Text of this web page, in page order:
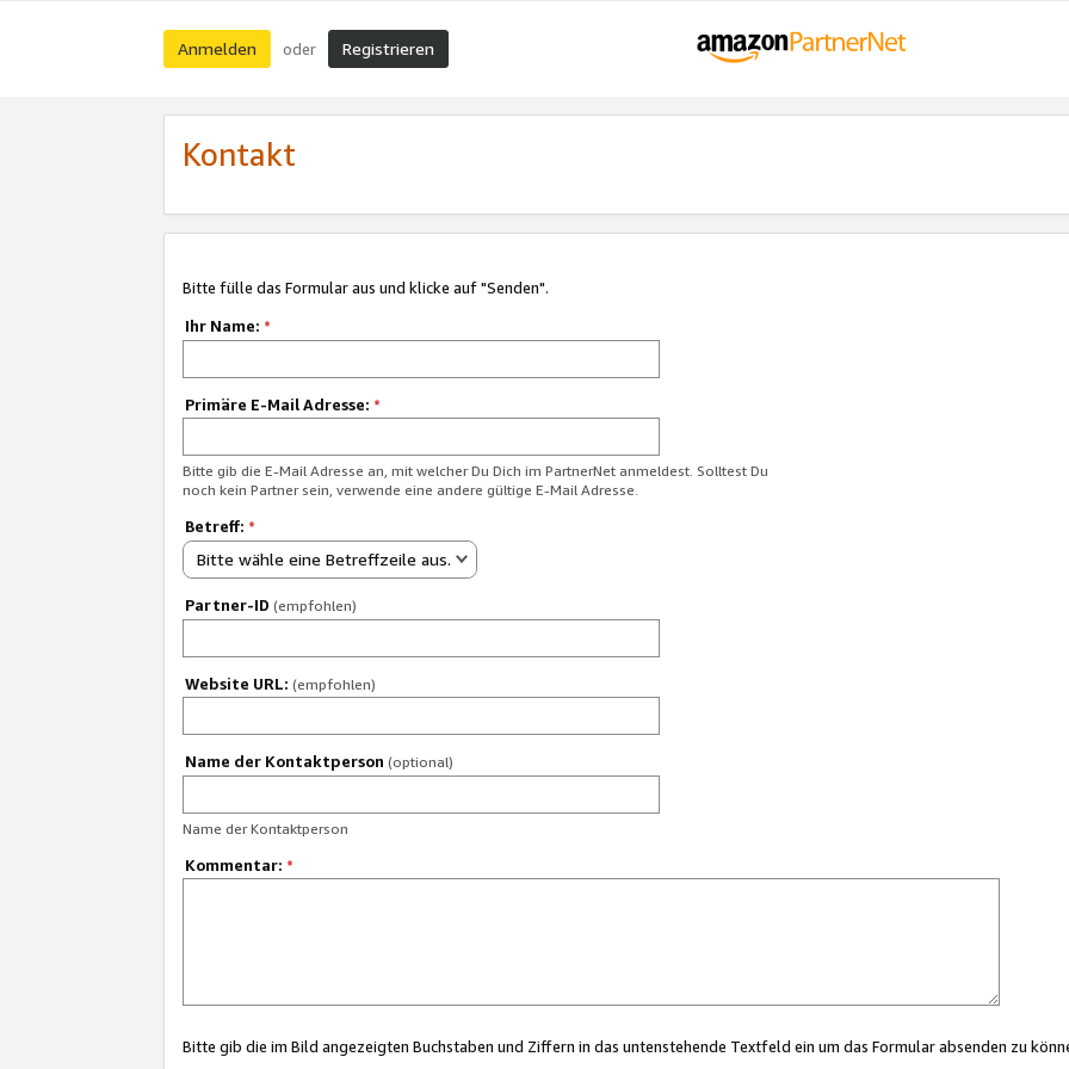
Anmelden oder Registrieren
Kontakt
Bitte fülle das Formular aus und klicke auf "Senden".
Ihr Name: *
Primäre E-Mail Adresse: *
Bitte gib die E-Mail Adresse an, mit welcher Du Dich im PartnerNet anmeldest. Solltest Du
noch kein Partner sein, verwende eine andere gültige E-Mail Adresse.
Betreff: *
Bitte wähle eine Betreffzeile aus.
Partner-ID (empfohlen)
Website URL: (empfohlen)
Name der Kontaktperson (optional)
Name der Kontaktperson
Kommentar: *
Bitte gib die im Bild angezeigten Buchstaben und Ziffern in das untenstehende Textfeld ein um das Formular absenden zu